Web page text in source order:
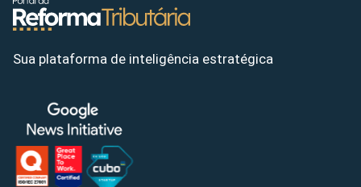
Sua plataforma de inteligência estratégica